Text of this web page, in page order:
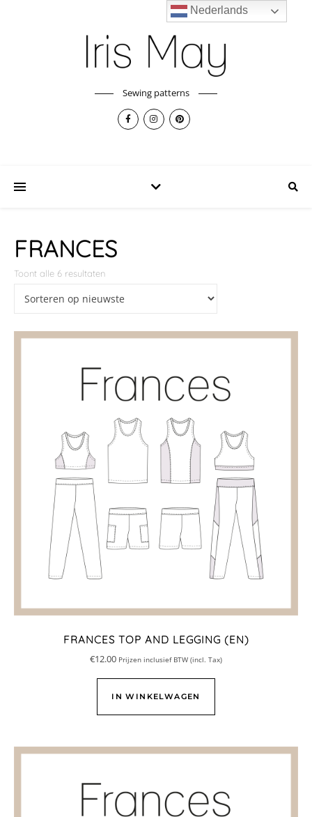
Sewing patterns
FRANCES
Toont alle 6 resultaten
FRANCES TOP AND LEGGING (EN)
€12.00 Prijzen inclusief BTW (incl. Tax)
IN WINKELWAGEN
Nederlands